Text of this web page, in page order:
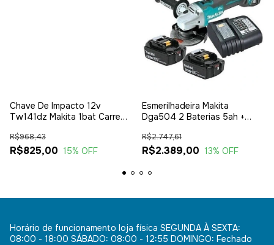
Chave De Impacto 12v
Tw141dz Makita 1bat Carreg
R$825,00
R$968,43
15% OFF
Esmerilhadeira Makita
Dga504 2 Baterias 5ah +
R$2.389,00
R$2.747,61
13% OFF
Horário de funcionamento loja física SEGUNDA À SEXTA:
08:00 - 18:00 SÁBADO: 08:00 - 12:55 DOMINGO: Fechado